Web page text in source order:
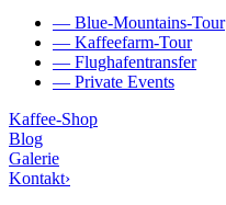
— Blue-Mountains-Tour
— Kaffeefarm-Tour
— Flughafentransfer
— Private Events
Kaffee-Shop
Blog
Galerie
Kontakt›